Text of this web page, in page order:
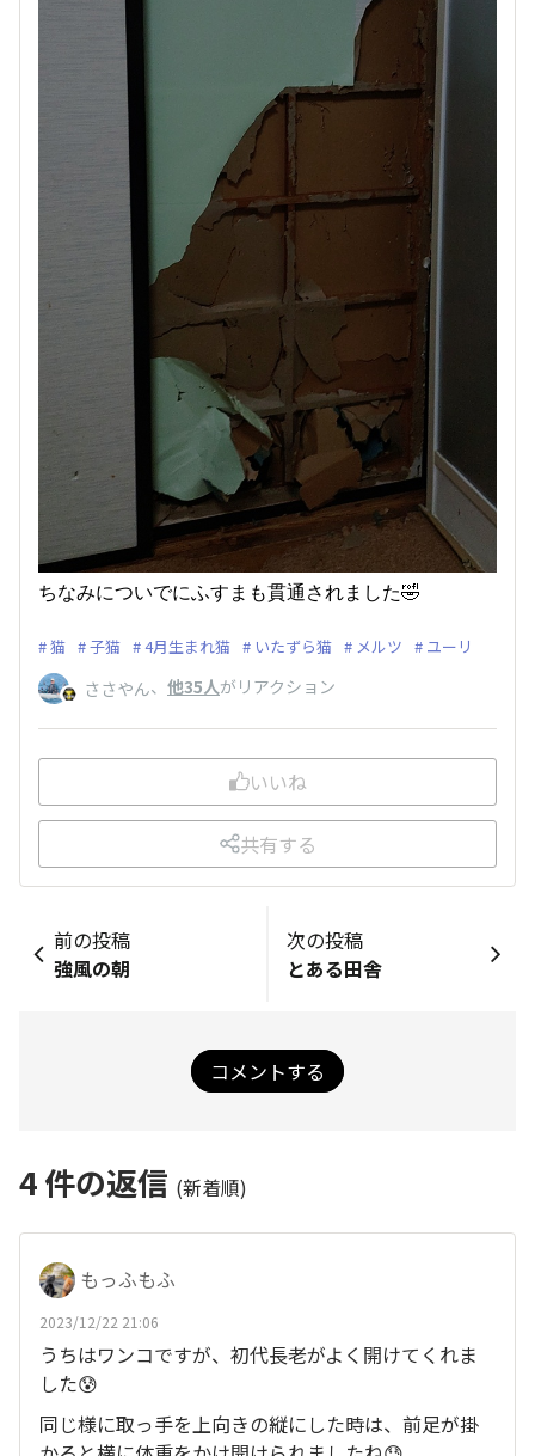
ちなみについでにふすまも貫通されました🤣
猫 子猫 4月生まれ猫 いたずら猫 メルツ ユーリ
ささやん、 他35人がリアクション
いいね
共有する
前の投稿
強風の朝
次の投稿
とある田舎
コメントする
4件の返信 (新着順)
もっふもふ
2023/12/22 21:06
うちはワンコですが、初代長老がよく開けてくれま
した😰
同じ様に取っ手を上向きの縦にした時は、前足が掛